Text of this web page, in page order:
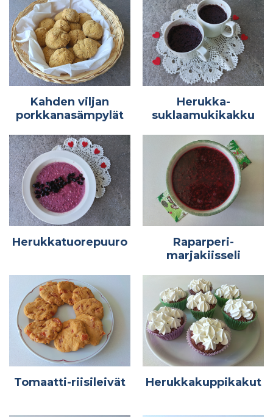
Kahden viljan
porkkanasämpylät
Herukka-
suklaamukikakku
Herukkatuorepuuro
Raparperi-
marjakiisseli
Tomaatti-riisileivät Herukkakuppikakut